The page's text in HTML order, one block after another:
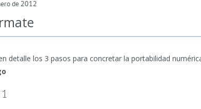
de 2012
detalle los 3 pasos para concretar la portabilidad
1